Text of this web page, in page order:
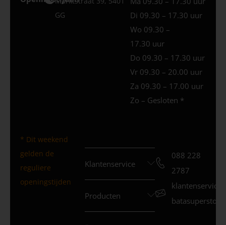
GG
Di 09.30 – 17.30 uur
Wo 09.30 –
17.30 uur
Do 09.30 – 17.30 uur
Vr 09.30 – 20.00 uur
Za 09.30 – 17.00 uur
Zo – Gesloten *
* Dit weekend
gelden de
reguliere
openingstijden
Klantenservice
Producten
088 228
2787